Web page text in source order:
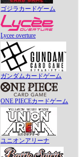
ゴジラカードゲーム
Lycee overture
ガンダムカードゲーム
ONE PIECEカードゲーム
ユニオンアリーナ